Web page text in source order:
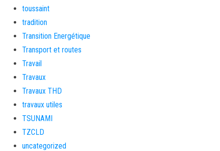
toussaint
tradition
Transition Energétique
Transport et routes
Travail
Travaux
Travaux THD
travaux utiles
TSUNAMI
TZCLD
uncategorized